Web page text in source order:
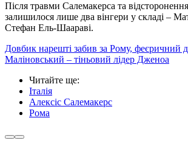
Після травми Салемакерса та
залишилося лише два вінгери у складі –
Стефан Ель-Шаараві.
Довбик нарешті забив за Рому, феєричний
Маліновський – тіньовий лідер Дженоа
Читайте ще:
Італія
Алексіс Салемакерс
Рома